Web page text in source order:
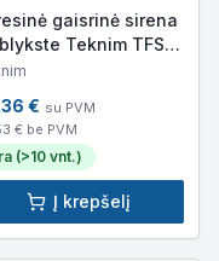
gaisrinė sirena
Teknim TFS-
€ su PVM
€ be PVM
(>10 vnt.)
Į krepšelį